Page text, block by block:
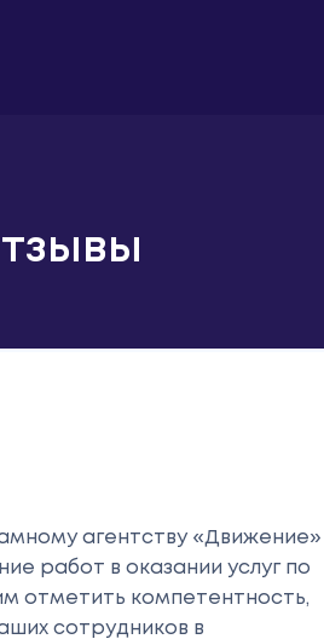
агентству «Движение»
работ в оказании услуг по
отметить компетентность,
сотрудников в